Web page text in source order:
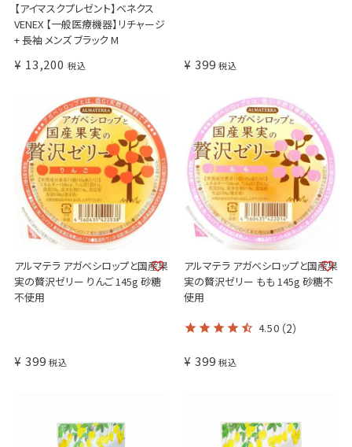
【アイマスクプレゼント】ベネクス
VENEX 【一般医療機器】リチャージ
+ 長袖 メンズ ブラック M
¥ 13,200 税込 ¥ 399 税込
アルマテラ アガベシロップと国産果
実の贅沢ゼリー りんご 145g 砂糖
不使用
¥ 399 税込
アルマテラ アガベシロップと国産果
実の贅沢ゼリー もも 145g 砂糖不
使用
4.50 （2）
¥ 399 税込